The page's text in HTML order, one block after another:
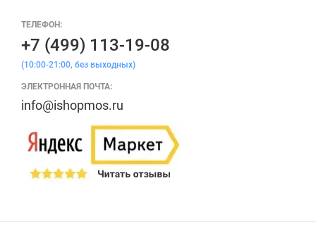
ТЕЛЕФОН:
+7 (499) 113-19-08
(10:00-21:00, без выходных)
ЭЛЕКТРОННАЯ ПОЧТА:
info@ishopmos.ru